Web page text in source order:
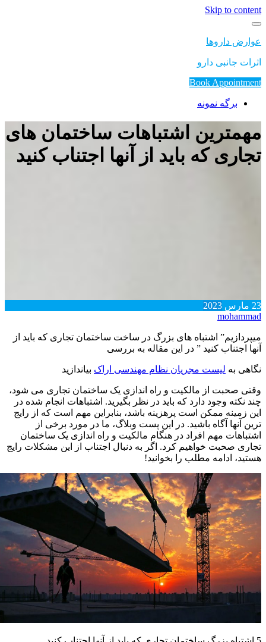
Skip to content
عوارض داروها
اثرات جانبی دارو
Book Appointment
برگه نمونه
مهمترین اشتباهات ساختمان های
تجاری که باید از آنها اجتناب کنید
23 مارس 2023
mohammad
میپردازیم” اشتباه های بزرگ در ساخت ساختمان تجاری که باید از
آنها اجتناب کنید ” در این مقاله به بررسی
نگاهی بهلیست مجریان نظام مهندسی اراکبیاندازید
وقتی صحبت از مالکیت و راه اندازی یک ساختمان تجاری می شود،
چند نکته وجود دارد که باید در نظر بگیرید. اشتباهات انجام شده در
این زمینه ممکن است پرهزینه باشد، بنابراین مهم است که از رایج
ترین آنها آگاه باشید. در این پست وبلاگ، ما در مورد برخی از
اشتباهات مهم افراد در هنگام مالکیت و راه اندازی یک ساختمان
تجاری صحبت خواهیم کرد. اگر به دنبال اجتناب از این مشکلات رایج
هستید، ادامه مطلب را بخوانید!